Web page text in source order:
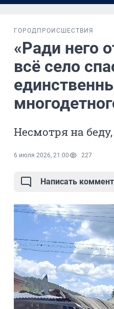
ГОРОД ПРОИСШЕСТВИЯ
«Ради него
всё село
Несмотря на
6 июля 2026, 21:00 227
Написать